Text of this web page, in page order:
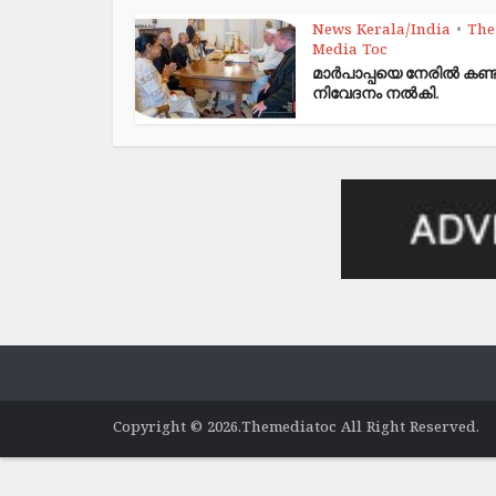
News Kerala/India • The
Media Toc
മാർപാപ്പയെ നേരിൽ
നിവേദനം നൽകി.
Copyright © 2026.Themediatoc All Right Reserved.